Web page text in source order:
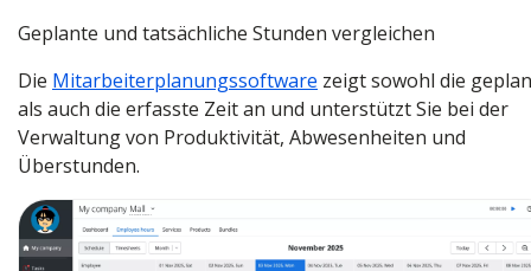
Geplante und tatsächliche Stunden vergleichen
Die Mitarbeiterplanungssoftware zeigt sowohl die
als auch die erfasste Zeit an und unterstützt Sie bei der
Verwaltung von Produktivität, Abwesenheiten und
Überstunden.